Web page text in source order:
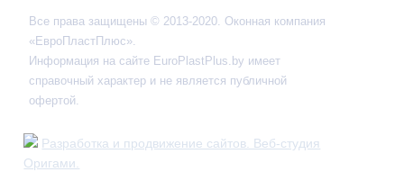
Все права защищены © 2013-2020. Оконная компания
«ЕвроПластПлюс».
Информация на сайте EuroPlastPlus.by имеет
справочный характер и не является публичной
офертой.
Разработка и продвижение сайтов. Веб-студия
Оригами.